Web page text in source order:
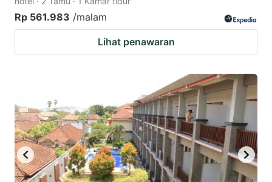
Rp 561.983 /malam
Lihat penawaran